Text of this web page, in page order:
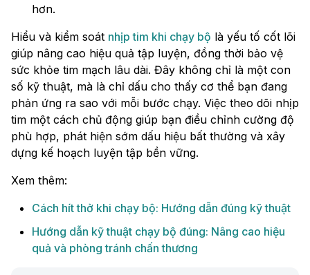
hơn.
Hiểu và kiểm soát nhịp tim khi chạy bộ là yếu tố cốt lõi
giúp nâng cao hiệu quả tập luyện, đồng thời bảo vệ
sức khỏe tim mạch lâu dài. Đây không chỉ là một con
số kỹ thuật, mà là chỉ dấu cho thấy cơ thể bạn đang
phản ứng ra sao với mỗi bước chạy. Việc theo dõi nhịp
tim một cách chủ động giúp bạn điều chỉnh cường độ
phù hợp, phát hiện sớm dấu hiệu bất thường và xây
dựng kế hoạch luyện tập bền vững.
Xem thêm:
Cách hít thở khi chạy bộ: Hướng dẫn đúng kỹ thuật
Hướng dẫn kỹ thuật chạy bộ đúng: Nâng cao hiệu
quả và phòng tránh chấn thương